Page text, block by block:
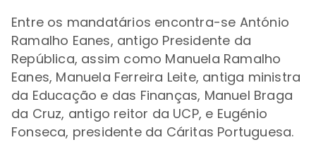
Entre os mandatários encontra-se António
Ramalho Eanes, antigo Presidente da
República, assim como Manuela Ramalho
Eanes, Manuela Ferreira Leite, antiga ministra
da Educação e das Finanças, Manuel Braga
da Cruz, antigo reitor da UCP, e Eugénio
Fonseca, presidente da Cáritas Portuguesa.